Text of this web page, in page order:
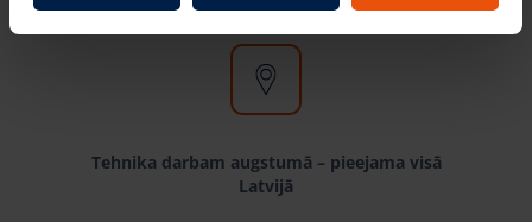
Tehnika darbam augstumā – pieejama visā
Latvijā